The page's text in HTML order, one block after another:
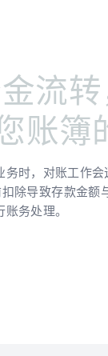
流
簿
时，对账工作
除导致存款金
务处理。